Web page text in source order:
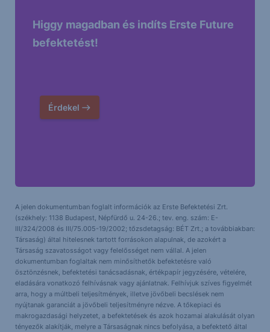
Higgy magadban és indíts Erste Future
befektetést!
Érdekel
A jelen dokumentumban foglalt információk az Erste Befektetési Zrt.
(székhely: 1138 Budapest, Népfürdő u. 24-26.; tev. eng. szám: E-
III/324/2008 és III/75.005-19/2002; tőzsdetagság: BÉT Zrt.; a továbbiakban:
Társaság) által hitelesnek tartott forrásokon alapulnak, de azokért a
Társaság szavatosságot vagy felelősséget nem vállal. A jelen
dokumentumban foglaltak nem minősíthetők befektetésre való
ösztönzésnek, befektetési tanácsadásnak, értékpapír jegyzésére, vételére,
eladására vonatkozó felhívásnak vagy ajánlatnak. Felhívjuk szíves figyelmét
arra, hogy a múltbeli teljesítmények, illetve jövőbeli becslések nem
nyújtanak garanciát a jövőbeli teljesítményre nézve. A tőkepiaci és
makrogazdasági helyzetet, a befektetések és azok hozamai alakulását olyan
tényezők alakítják, melyre a Társaságnak nincs befolyása, a befektető által